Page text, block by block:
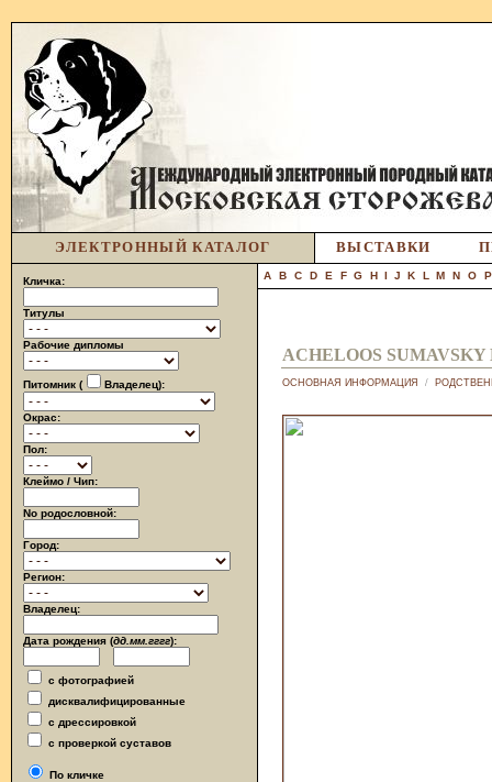
ЭЛЕКТРОННЫЙ КАТАЛОГ ВЫСТАВКИ
Кличка:
Титулы
Рабочие дипломы
Питомник ( Владелец):
Окрас:
Пол:
Клеймо / Чип:
No родословной:
Город:
Регион:
Владелец:
Дата рождения (дд.мм.гггг):
с фотографией
дисквалифицированные
с дрессировкой
с проверкой суставов
По кличке
A B C D E F G H I J K L M N O P
ACHELOOS
ОСНОВНАЯ ИНФОРМАЦИЯ /